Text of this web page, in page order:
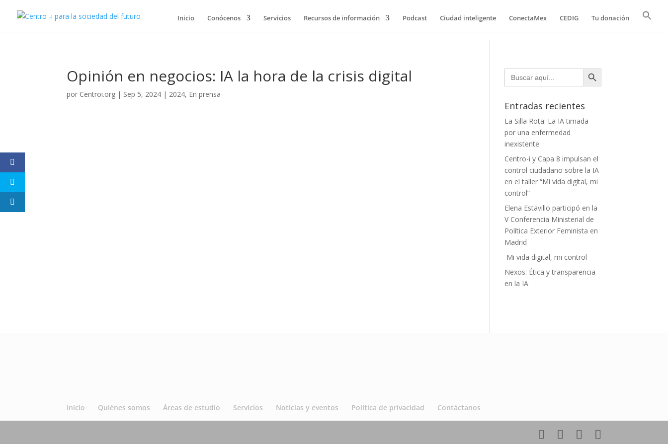
Inicio Conócenos Servicios Recursos de información Podcast Ciudad inteligente ConectaMex CEDIG Tu donación
Opinión en negocios: IA la hora de la crisis digital
por Centroi.org | Sep 5, 2024 | 2024, En prensa
Buscar: Botón de búsqueda
Entradas recientes
La Silla Rota: La IA timada
por una enfermedad
inexistente
Centro-i y Capa 8 impulsan el
control ciudadano sobre la IA
en el taller “Mi vida digital, mi
control”
Elena Estavillo participó en la
V Conferencia Ministerial de
Política Exterior Feminista en
Madrid
Mi vida digital, mi control
Nexos: Ética y transparencia
en la IA
Inicio Quiénes somos Áreas de estudio Servicios Noticias y eventos Política de privacidad Contáctanos